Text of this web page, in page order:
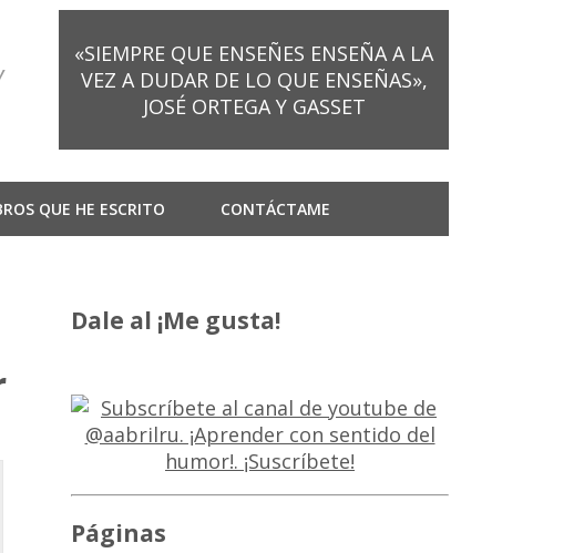
«SIEMPRE QUE ENSEÑES ENSEÑA A LA
VEZ A DUDAR DE LO QUE ENSEÑAS»,
JOSÉ ORTEGA Y GASSET
QUE HE ESCRITO CONTÁCTAME
Dale al ¡Me gusta!
Páginas